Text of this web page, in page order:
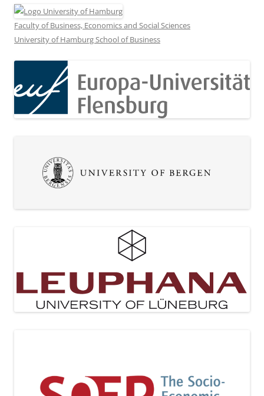
Faculty of Business, Economics and Social Sciences
University of Hamburg School of Business